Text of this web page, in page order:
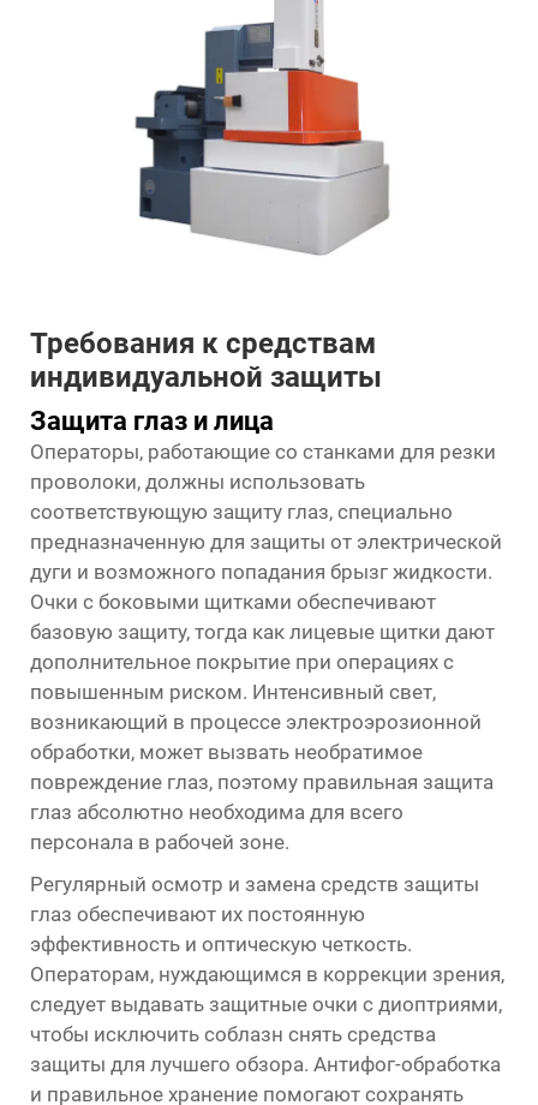
Требования к средствам
индивидуальной защиты
Защита глаз и лица
Операторы, работающие со станками для резки
проволоки, должны использовать
соответствующую защиту глаз, специально
предназначенную для защиты от электрической
дуги и возможного попадания брызг жидкости.
Очки с боковыми щитками обеспечивают
базовую защиту, тогда как лицевые щитки дают
дополнительное покрытие при операциях с
повышенным риском. Интенсивный свет,
возникающий в процессе электроэрозионной
обработки, может вызвать необратимое
повреждение глаз, поэтому правильная защита
глаз абсолютно необходима для всего
персонала в рабочей зоне.
Регулярный осмотр и замена средств защиты
глаз обеспечивают их постоянную
эффективность и оптическую четкость.
Операторам, нуждающимся в коррекции зрения,
следует выдавать защитные очки с диоптриями,
чтобы исключить соблазн снять средства
защиты для лучшего обзора. Антифог-обработка
и правильное хранение помогают сохранять